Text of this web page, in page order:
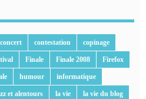
concert contestation copinage
Finale Finale 2008 Firefox
humour informatique
et alentours la vie la vie du blog